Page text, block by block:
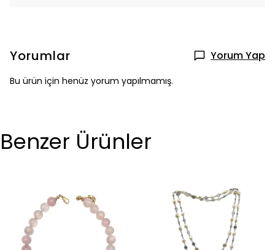
Yorumlar Yorum Yap
Bu ürün için henüz yorum yapılmamış.
Benzer Ürünler